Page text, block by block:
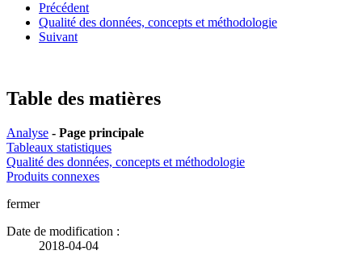
Précédent
Qualité des données, concepts et méthodologie
Suivant
Table des matières
Analyse - Page principale
Tableaux statistiques
Qualité des données, concepts et méthodologie
Produits connexes
fermer
Date de modification :
2018-04-04